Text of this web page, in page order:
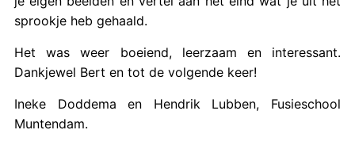
sprookje heb gehaald.
Het was weer boeiend, leerzaam en interessant.
Dankjewel Bert en tot de volgende keer!
Ineke Doddema en Hendrik Lubben, Fusieschool
Muntendam.